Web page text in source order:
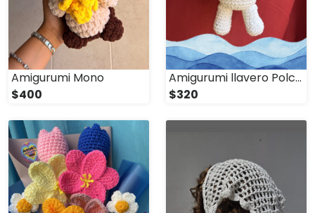
Amigurumi Mono
$400
Amigurumi llavero Polcasan
$320